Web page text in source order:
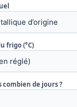
frigo (°C)
combien de jours ?